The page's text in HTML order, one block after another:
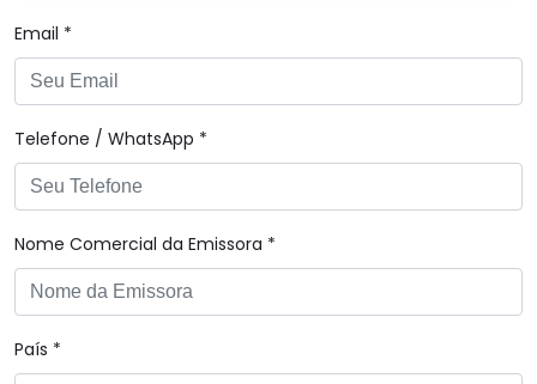
Email *
Telefone / WhatsApp *
Nome Comercial da Emissora *
País *